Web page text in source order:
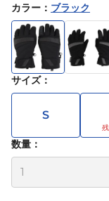
カラー ： ブラック
サイズ：
S
数量：